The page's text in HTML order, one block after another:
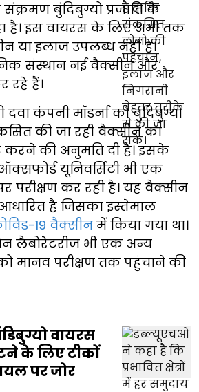
बुंदिबुग्यो प्रजाति के
है। इस वायरस के लिए अभी तक
या इलाज उपलब्ध नहीं है।
संस्थान नई वैक्सीन और
रहे हैं।
कंपनी मॉडर्ना को बुंदिबुग्यो
की जा रही वैक्सीन का
करने की अनुमति दी है। इसके
यूनिवर्सिटी भी एक
परीक्षण कर रही है। यह वैक्सीन
है जिसका इस्तेमाल
19 वैक्सीनमें किया गया था।
लैबोरेटरीज भी एक अन्य
मानव परीक्षण तक पहुंचाने की
वायरस
के लिए टीकों
पर जोर